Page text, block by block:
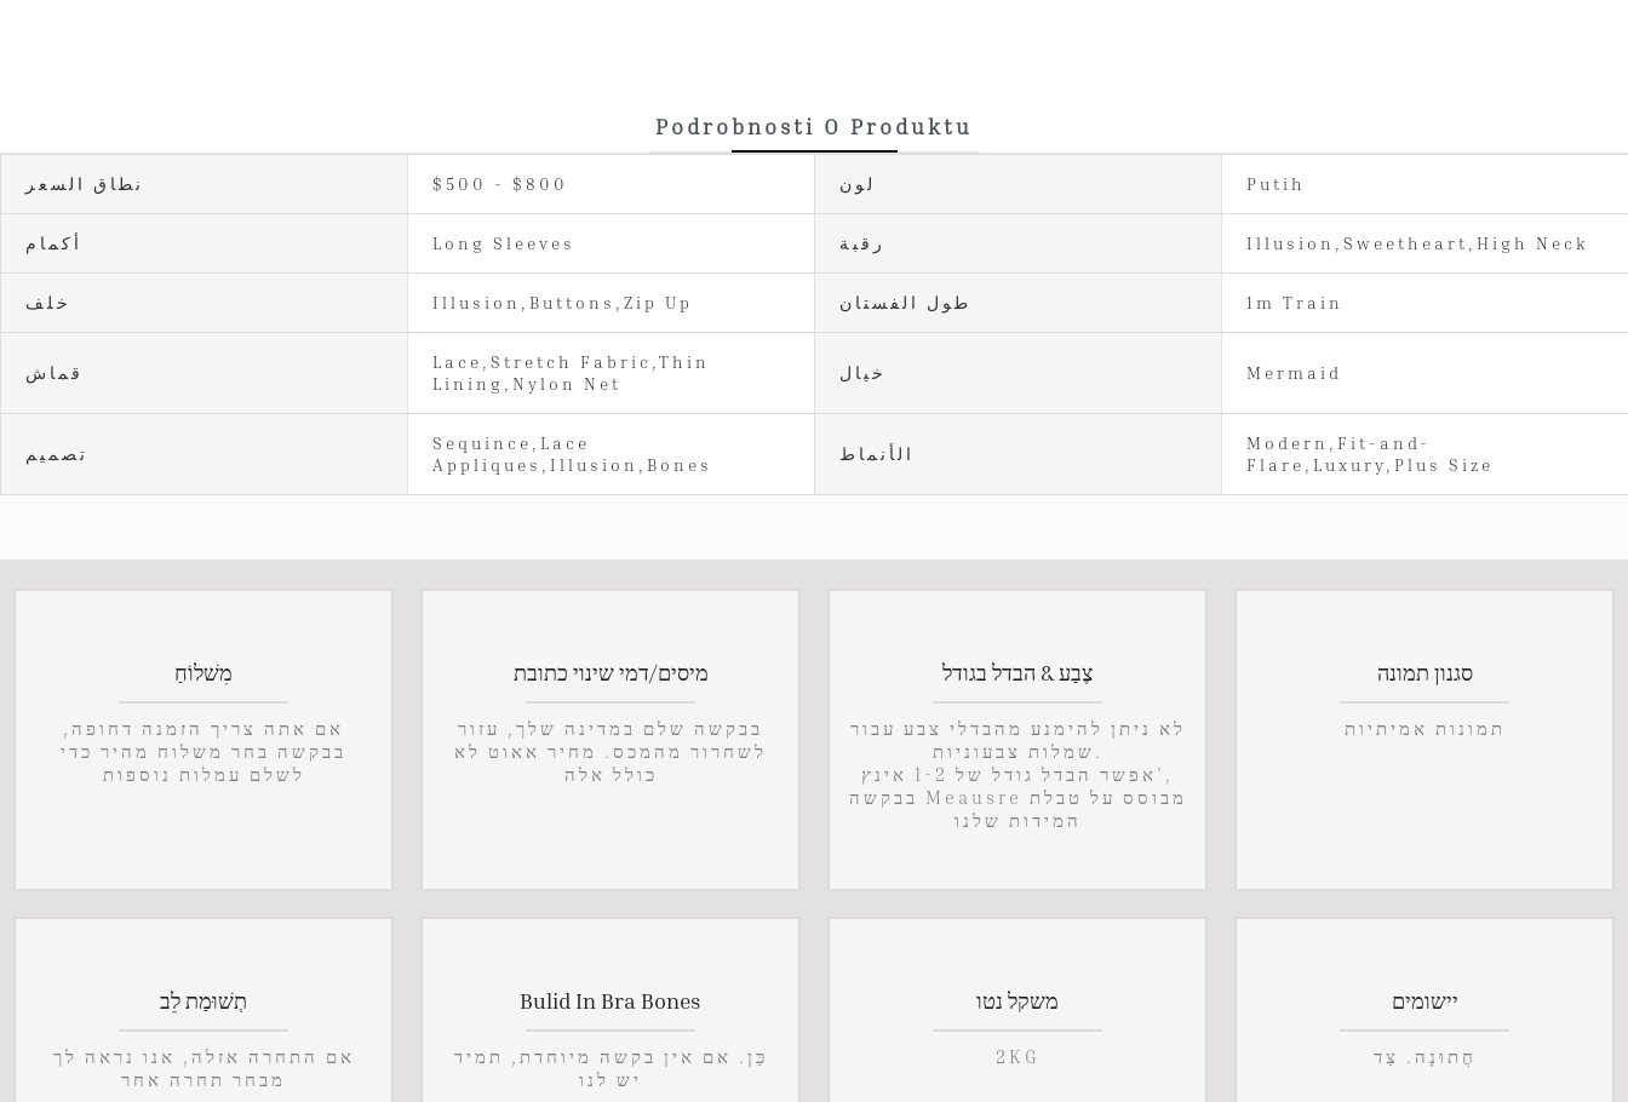
Podrobnosti O Produktu
نطاق السعر $500 - $800 لون Putih
أكمام Long Sleeves رقبة Illusion,Sweetheart,High Neck
خلف Illusion,Buttons,Zip Up طول الفستان 1m Train
قماش
Lace,Stretch Fabric,Thin
Lining,Nylon Net
خيال Mermaid
تصميم
Sequince,Lace
Appliques,Illusion,Bones
الأنماط
Modern,Fit-and-
Flare,Luxury,Plus Size
מִשׁלוֹחַ
אם אתה צריך הזמנה דחופה,
בבקשה בחר משלוח מהיר כדי
לשלם עמלות נוספות
מיסים/דמי שינוי כתובת
בבקשה שלם במדינה שלך, עזור
לשחרור מהמכס. מחיר אאוט לא
כולל אלה
צֶבַע & הבדל בגודל
לא ניתן להימנע מהבדלי צבע עבור
שמלות צבעוניות.
אפשר הבדל גודל של 1-2 אינץ',
בבקשה Meausre מבוסס על טבלת
המידות שלנו
סגנון תמונה
תמונות אמיתיות
תְשׁוּמַת לֵב
אם התחרה אזלה, אנו נראה לך
מבחר תחרה אחר
Bulid In Bra Bones
כֵּן. אם אין בקשה מיוחדת, תמיד
יש לנו
משקל נטו
2KG
יישומים
חֲתוּנָה. צַד